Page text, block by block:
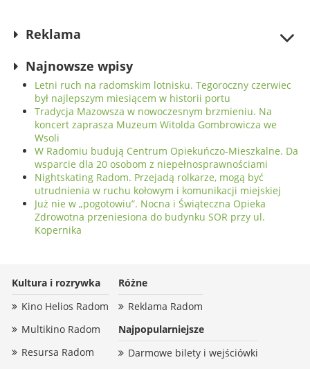
Reklama
Najnowsze wpisy
Letni ruch na radomskim lotnisku. Tegoroczny czerwiec
był najlepszym miesiącem w historii portu
Tradycja Mazowsza w nowoczesnym brzmieniu. Na
koncert zaprasza Muzeum Witolda Gombrowicza we
Wsoli
W Radomiu budują Centrum Opiekuńczo-Mieszkalne. Da
wsparcie dla 20 osobom z niepełnosprawnościami
Nightskating Radom. Przejadą rolkarze, mogą być
utrudnienia w ruchu kołowym i komunikacji miejskiej
Już nie w „pogotowiu”. Nocna i Świąteczna Opieka
Zdrowotna przeniesiona do budynku SOR przy ul.
Kopernika
Kultura i rozrywka
Kino Helios Radom
Multikino Radom
Resursa Radom
Różne
Reklama Radom
Najpopularniejsze
Darmowe bilety i wejściówki